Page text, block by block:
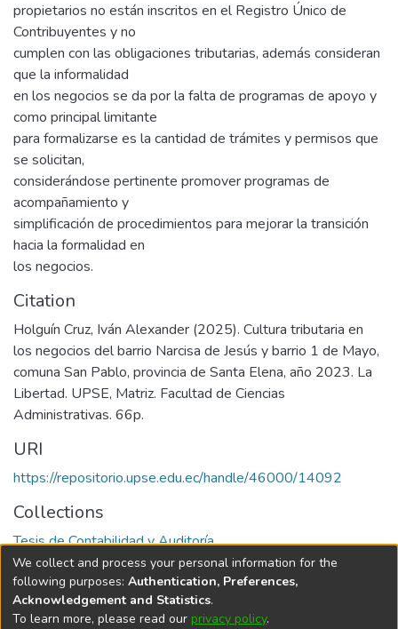
propietarios no están inscritos en el Registro Único de
Contribuyentes y no
cumplen con las obligaciones tributarias, además consideran
que la informalidad
en los negocios se da por la falta de programas de apoyo y
como principal limitante
para formalizarse es la cantidad de trámites y permisos que
se solicitan,
considerándose pertinente promover programas de
acompañamiento y
simplificación de procedimientos para mejorar la transición
hacia la formalidad en
los negocios.
Citation
Holguín Cruz, Iván Alexander (2025). Cultura tributaria en
los negocios del barrio Narcisa de Jesús y barrio 1 de Mayo,
comuna San Pablo, provincia de Santa Elena, año 2023. La
Libertad. UPSE, Matriz. Facultad de Ciencias
Administrativas. 66p.
URI
https://repositorio.upse.edu.ec/handle/46000/14092
Collections
Tesis de Contabilidad y Auditoría
Full item page
We collect and process your personal information for the
following purposes: Authentication, Preferences,
Acknowledgement and Statistics.
To learn more, please read our privacy policy.